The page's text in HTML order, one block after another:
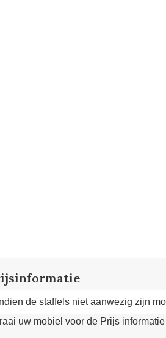
Indien de staffels niet aanwezig zijn
uw mobiel voor de Prijs informatie